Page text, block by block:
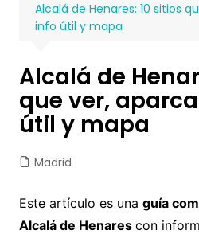
Alcalá de Henares: 10 sitios
info útil y mapa
Alcalá de
que ver,
útil y mapa
Madrid
Este artículo es una guía
Alcalá de Henares con